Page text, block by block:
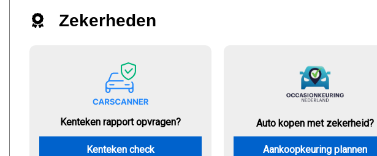
Zekerheden
Kenteken rapport opvragen?
Kenteken check
Auto kopen met zekerheid?
Aankoopkeuring plannen